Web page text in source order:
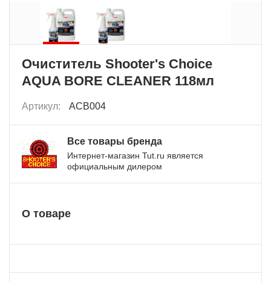
Очиститель Shooter's Choice
AQUA BORE CLEANER 118мл
Артикул: ACB004
Все товары бренда
Интернет-магазин Tut.ru является
официальным дилером
О товаре